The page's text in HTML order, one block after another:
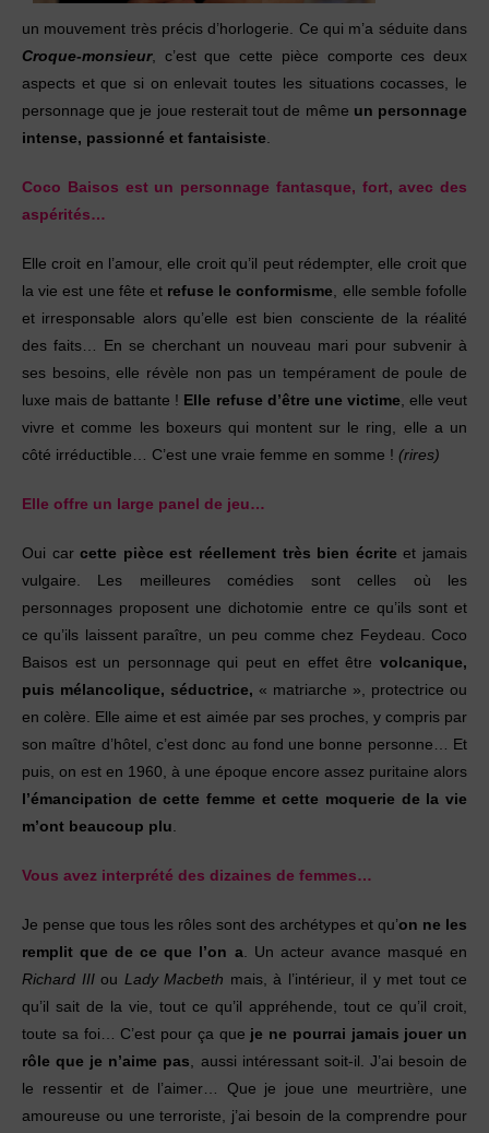
un mouvement très précis d’horlogerie. Ce qui m’a séduite dans
Croque-monsieur, c’est que cette pièce comporte ces deux
aspects et que si on enlevait toutes les situations cocasses, le
personnage que je joue resterait tout de même un personnage
intense, passionné et fantaisiste.
Coco Baisos est un personnage fantasque, fort, avec des
aspérités…
Elle croit en l’amour, elle croit qu’il peut rédempter, elle croit que
la vie est une fête et refuse le conformisme, elle semble fofolle
et irresponsable alors qu’elle est bien consciente de la réalité
des faits… En se cherchant un nouveau mari pour subvenir à
ses besoins, elle révèle non pas un tempérament de poule de
luxe mais de battante ! Elle refuse d’être une victime, elle veut
vivre et comme les boxeurs qui montent sur le ring, elle a un
côté irréductible… C’est une vraie femme en somme ! (rires)
Elle offre un large panel de jeu…
Oui carcette pièce est réellement très bien écrite et jamais
vulgaire. Les meilleures comédies sont celles où les
personnages proposent une dichotomie entre ce qu’ils sont et
ce qu’ils laissent paraître, un peu comme chez Feydeau. Coco
Baisos est un personnage qui peut en effet être volcanique,
puis mélancolique, séductrice, « matriarche », protectrice ou
en colère. Elle aime et est aimée par ses proches, y compris par
son maître d’hôtel, c’est donc au fond une bonne personne… Et
puis, on est en 1960, à une époque encore assez puritaine alors
l’émancipation de cette femme et cette moquerie de la vie
m’ont beaucoup plu.
Vous avez interprété des dizaines de femmes…
Je pense que tous les rôles sont des archétypes et qu’on ne les
remplit que de ce que l’on a. Un acteur avance masqué en
Richard IIIou Lady Macbeth mais, à l’intérieur, il y met tout ce
qu’il sait de la vie, tout ce qu’il appréhende, tout ce qu’il croit,
toute sa foi… C’est pour ça que je ne pourrai jamais jouer un
rôle que je n’aime pas, aussi intéressant soit-il. J’ai besoin de
le ressentir et de l’aimer… Que je joue une meurtrière, une
amoureuse ou une terroriste, j’ai besoin de la comprendre pour